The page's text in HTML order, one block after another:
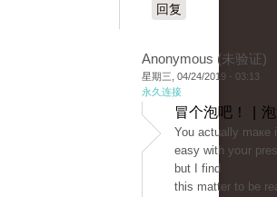
回复
Anonymous (未验证)
星期三, 04/24/2019 - 03:13
永久连接
冒个泡吧！ |
You actually maкe
easy with yoսr
but I find
this matter to be